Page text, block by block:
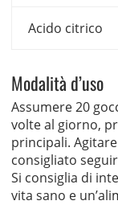
Acido citrico
Modalità d’uso
Assumere 20
volte al giorno,
principali.
consigliato
Si consiglia di
vita sano e